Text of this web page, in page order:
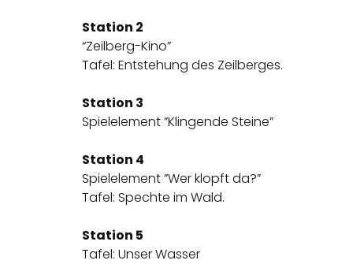
Station 2
“Zeilberg-Kino”
Tafel: Entstehung des Zeilberges.
Station 3
Spielelement ”Klingende Steine”
Station 4
Spielelement ”Wer klopft da?”
Tafel: Spechte im Wald.
Station 5
Tafel: Unser Wasser